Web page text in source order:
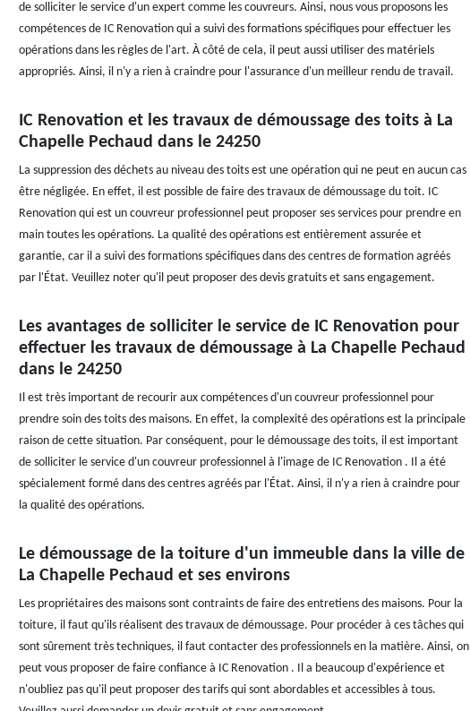
de solliciter le service d'un expert comme les couvreurs. Ainsi, nous vous proposons les
compétences de IC Renovation qui a suivi des formations spécifiques pour effectuer les
opérations dans les règles de l'art. À côté de cela, il peut aussi utiliser des matériels
appropriés. Ainsi, il n'y a rien à craindre pour l'assurance d'un meilleur rendu de travail.
IC Renovation et les travaux de démoussage des toits à La
Chapelle Pechaud dans le 24250
La suppression des déchets au niveau des toits est une opération qui ne peut en aucun cas
être négligée. En effet, il est possible de faire des travaux de démoussage du toit. IC
Renovation qui est un couvreur professionnel peut proposer ses services pour prendre en
main toutes les opérations. La qualité des opérations est entièrement assurée et
garantie, car il a suivi des formations spécifiques dans des centres de formation agréés
par l'État. Veuillez noter qu'il peut proposer des devis gratuits et sans engagement.
Les avantages de solliciter le service de IC Renovation pour
effectuer les travaux de démoussage à La Chapelle Pechaud
dans le 24250
Il est très important de recourir aux compétences d'un couvreur professionnel pour
prendre soin des toits des maisons. En effet, la complexité des opérations est la principale
raison de cette situation. Par conséquent, pour le démoussage des toits, il est important
de solliciter le service d'un couvreur professionnel à l'image de IC Renovation . Il a été
spécialement formé dans des centres agréés par l'État. Ainsi, il n'y a rien à craindre pour
la qualité des opérations.
Le démoussage de la toiture d'un immeuble dans la ville de
La Chapelle Pechaud et ses environs
Les propriétaires des maisons sont contraints de faire des entretiens des maisons. Pour la
toiture, il faut qu'ils réalisent des travaux de démoussage. Pour procéder à ces tâches qui
sont sûrement très techniques, il faut contacter des professionnels en la matière. Ainsi, on
peut vous proposer de faire confiance à IC Renovation . Il a beaucoup d'expérience et
n'oubliez pas qu'il peut proposer des tarifs qui sont abordables et accessibles à tous.